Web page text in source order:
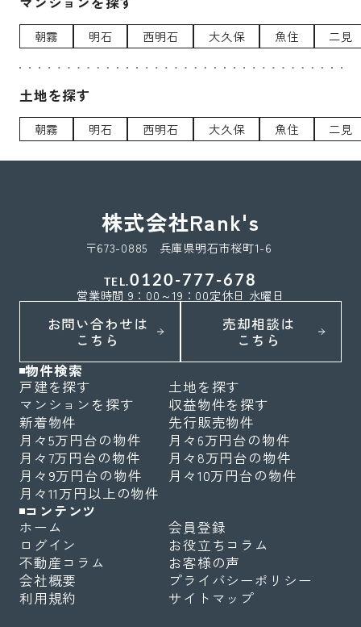
朝霧 明石 西明石 大久保 魚住 二見
土地を探す
朝霧 明石 西明石 大久保 魚住 二見
株式会社Rank's
〒673-0885 兵庫県明石市桜町1-6
TEL.0120-777-678
営業時間 9：00～19：00定休日 水曜日
お問い合わせは
こちら
売却相談は
こちら
物件検索
戸建を探す
土地を探す
マンションを探す
収益物件を探す
新着物件
先行販売物件
月々5万円台の物件
月々6万円台の物件
月々7万円台の物件
月々8万円台の物件
月々9万円台の物件
月々10万円台の物件
月々11万円以上の物件
コンテンツ
ホーム
会員登録
ログイン
お役立ちコラム
不動産コラム
お客様の声
会社概要
プライバシーポリシー
利用規約
サイトマップ